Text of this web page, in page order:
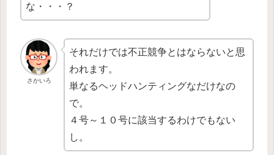
な・・・？
さかいろ
それだけでは不正競争とはならないと思
われます。
単なるヘッドハンティングなだけなの
で。
４号～１０号に該当するわけでもない
し。